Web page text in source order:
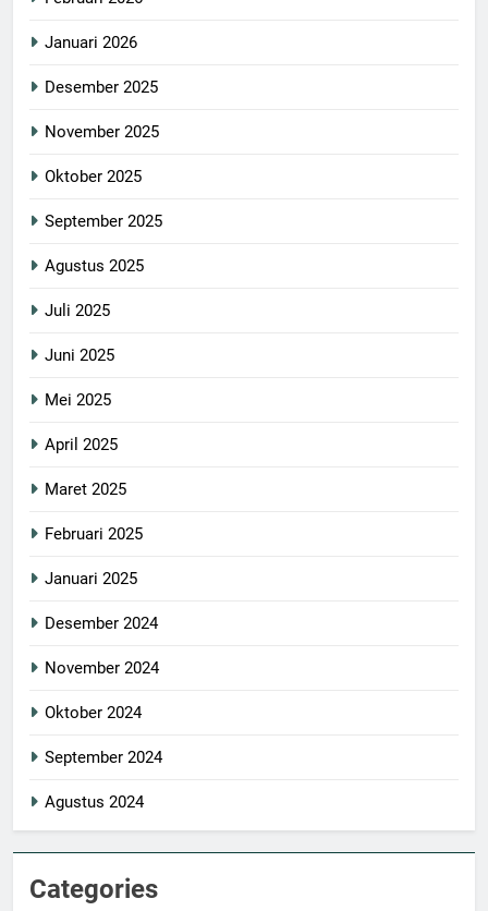
Januari 2026
Desember 2025
November 2025
Oktober 2025
September 2025
Agustus 2025
Juli 2025
Juni 2025
Mei 2025
April 2025
Maret 2025
Februari 2025
Januari 2025
Desember 2024
November 2024
Oktober 2024
September 2024
Agustus 2024
Categories